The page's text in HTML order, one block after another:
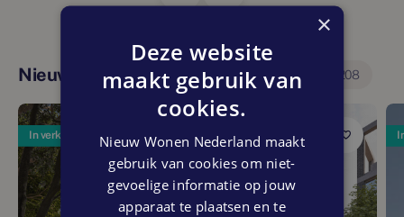
Nieuwbouwprojecten in deze regio 208
In verkoop
×
Deze website
maakt gebruik van
cookies.
Nieuw Wonen Nederland maakt
gebruik van cookies om niet-
gevoelige informatie op jouw
apparaat te plaatsen en te